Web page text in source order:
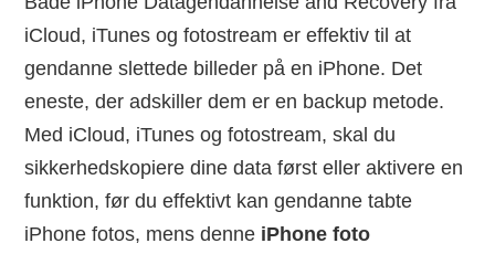
iCloud, iTunes og fotostream er effektiv til at
gendanne slettede billeder på en iPhone. Det
eneste, der adskiller dem er en backup metode.
Med iCloud, iTunes og fotostream, skal du
sikkerhedskopiere dine data først eller aktivere en
funktion, før du effektivt kan gendanne tabte
iPhone fotos, mens denne iPhone foto